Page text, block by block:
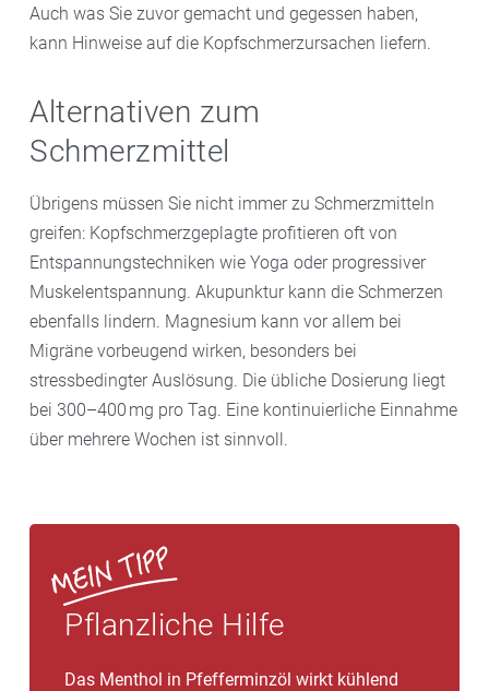
Auch was Sie zuvor gemacht und gegessen haben,
kann Hinweise auf die Kopfschmerzursachen liefern.
Alternativen zum
Schmerzmittel
Übrigens müssen Sie nicht immer zu Schmerzmitteln
greifen: Kopfschmerzgeplagte profitieren oft von
Entspannungstechniken wie Yoga oder progressiver
Muskelentspannung. Akupunktur kann die Schmerzen
ebenfalls lindern. Magnesium kann vor allem bei
Migräne vorbeugend wirken, besonders bei
stressbedingter Auslösung. Die übliche Dosierung liegt
bei 300–400 mg pro Tag. Eine kontinuierliche Einnahme
über mehrere Wochen ist sinnvoll.
Pflanzliche Hilfe
Das Menthol in Pfefferminzöl wirkt kühlend